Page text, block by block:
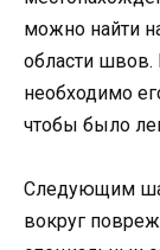
можно найти
области
необходимо
чтобы было
Следующим
вокруг